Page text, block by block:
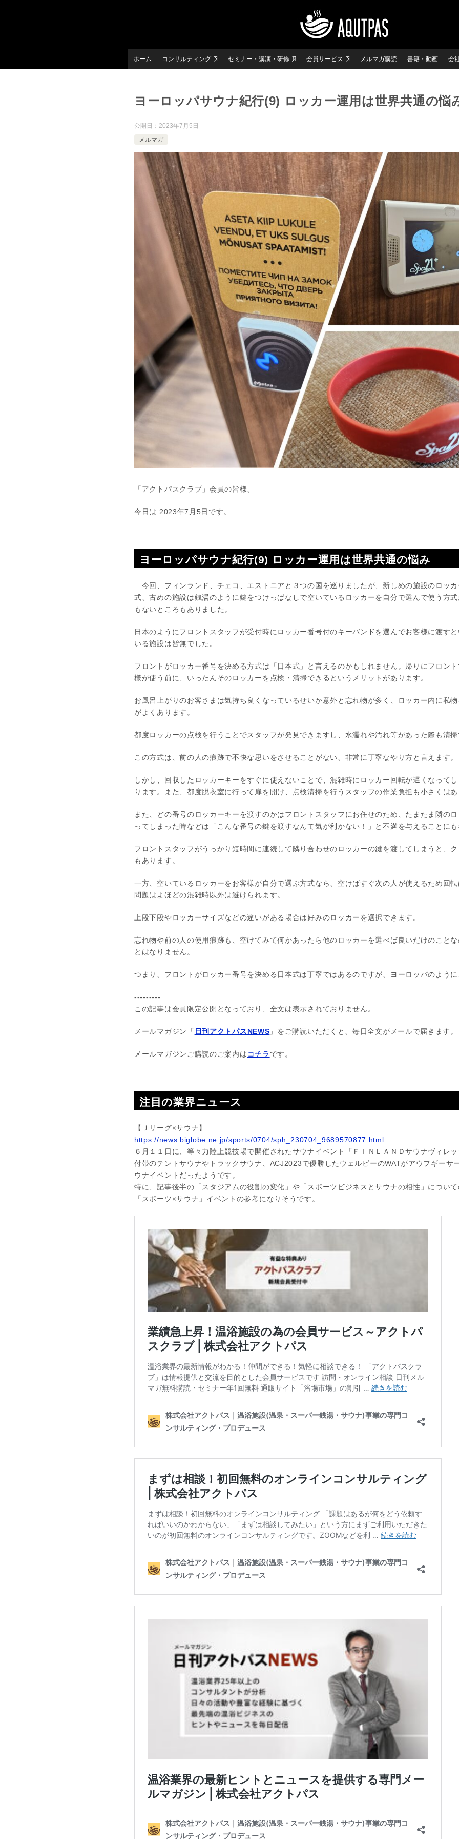
ホーム コンサルティング セミナー・講演・研修 会員サービス メルマガ購読 書籍・動画 会
ヨーロッパサウナ紀行(9) ロッカー運用は世界共通の悩
公開日： 2023年7月5日
メルマガ
「アクトパスクラブ」会員の皆様、
今日は 2023年7月5日です。
ヨーロッパサウナ紀行(9) ロッカー運用は世界共通の悩み
今回、フィンランド、チェコ、エストニアと３つの国を巡りましたが、新しめの施設のロッ
式、古めの施設は銭湯のように鍵をつけっぱなしで空いているロッカーを自分で選んで使う方
もないところもありました。
日本のようにフロントスタッフが受付時にロッカー番号付のキーバンドを選んでお客様に渡す
いる施設は皆無でした。
フロントがロッカー番号を決める方式は「日本式」と言えるのかもしれません。帰りにフロン
様が使う前に、いったんそのロッカーを点検・清掃できるというメリットがあります。
お風呂上がりのお客さまは気持ち良くなっているせいか意外と忘れ物が多く、ロッカー内に私
がよくあります。
都度ロッカーの点検を行うことでスタッフが発見できますし、水濡れや汚れ等があった際も清掃
この方式は、前の人の痕跡で不快な思いをさせることがない、非常に丁寧なやり方と言えます。
しかし、回収したロッカーキーをすぐに使えないことで、混雑時にロッカー回転が遅くなって
ります。また、都度脱衣室に行って扉を開け、点検清掃を行うスタッフの作業負担も小さくはあ
また、どの番号のロッカーキーを渡すのかはフロントスタッフにお任せのため、たまたま隣の
ってしまった時などは「こんな番号の鍵を渡すなんて気が利かない！」と不満を与えることにも
フロントスタッフがうっかり短時間に連続して隣り合わせのロッカーの鍵を渡してしまうと、
もあります。
一方、空いているロッカーをお客様が自分で選ぶ方式なら、空けばすぐ次の人が使えるため回
問題はよほどの混雑時以外は避けられます。
上段下段やロッカーサイズなどの違いがある場合は好みのロッカーを選択できます。
忘れ物や前の人の使用痕跡も、空けてみて何かあったら他のロッカーを選べば良いだけのこと
とはなりません。
つまり、フロントがロッカー番号を決める日本式は丁寧ではあるのですが、ヨーロッパのように
---------
この記事は会員限定公開となっており、全文は表示されておりません。
メールマガジン「 日刊アクトパスNEWS 」をご購読いただくと、毎日全文がメールで届きます。
メールマガジンご購読のご案内は コチラ です。
注目の業界ニュース
【Ｊリーグ×サウナ】
https://news.biglobe.ne.jp/sports/0704/sph_230704_9689570877.html
６月１１日に、等々力陸上競技場で開催されたサウナイベント「ＦＩＮＬＡＮＤサウナヴィレ
付帯のテントサウナやトラックサウナ、ACJ2023で優勝したウェルビーのWATがアウフギーサ
ウナイベントだったようです。
特に、記事後半の「スタジアムの役割の変化」や「スポーツビジネスとサウナの相性」につい
「スポーツ×サウナ」イベントの参考になりそうです。